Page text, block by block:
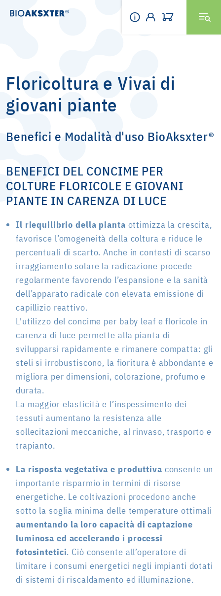
Floricoltura e Vivai di
giovani piante
Benefici e Modalità d'uso BioAksxter®
BENEFICI DEL CONCIME PER
COLTURE FLORICOLE E GIOVANI
PIANTE IN CARENZA DI LUCE
Il riequilibrio della pianta ottimizza la crescita,
favorisce l’omogeneità della coltura e riduce le
percentuali di scarto. Anche in contesti di scarso
irraggiamento solare la radicazione procede
regolarmente favorendo l’espansione e la sanità
dell’apparato radicale con elevata emissione di
capillizio reattivo.
L'utilizzo del concime per baby leaf e floricole in
carenza di luce permette alla pianta di
svilupparsi rapidamente e rimanere compatta: gli
steli si irrobustiscono, la fioritura è abbondante e
migliora per dimensioni, colorazione, profumo e
durata.
La maggior elasticità e l’inspessimento dei
tessuti aumentano la resistenza alle
sollecitazioni meccaniche, al rinvaso, trasporto e
trapianto.
La risposta vegetativa e produttiva consente un
importante risparmio in termini di risorse
energetiche. Le coltivazioni procedono anche
sotto la soglia minima delle temperature ottimali
aumentando la loro capacità di captazione
luminosa ed accelerando i processi
fotosintetici. Ciò consente all’operatore di
limitare i consumi energetici negli impianti dotati
di sistemi di riscaldamento ed illuminazione.